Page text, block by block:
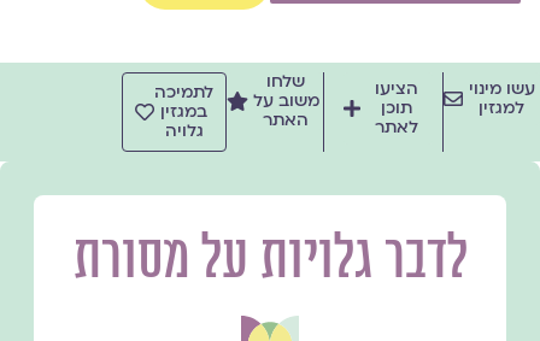
עשו מינוי
למגזין
הציעו
תוכן
לאתר
שלחו
משוב על
האתר
לתמיכה
במגזין
גלויה
לדבר גלויות על מסורת